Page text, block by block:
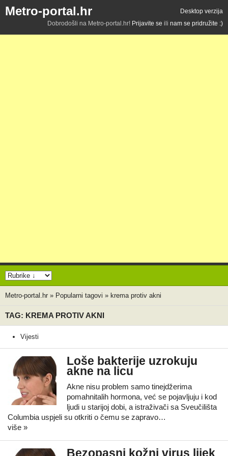
Metro-portal.hr
Desktop verzija
Dobrodošli na Metro-portal.hr! Prijavite se ili nam se pridružite :)
Metro-portal.hr » Popularni tagovi » krema protiv akni
TAG: KREMA PROTIV AKNI
Vijesti
Loše bakterije uzrokuju
akne na licu
Akne nisu problem samo tinejdžerima
pomahnitalih hormona, već se pojavljuju i kod
ljudi u starijoj dobi, a istraživači sa Sveučilišta
Columbia uspjeli su otkriti o čemu se zapravo…
više »
Bezopasni kožni virus lijek